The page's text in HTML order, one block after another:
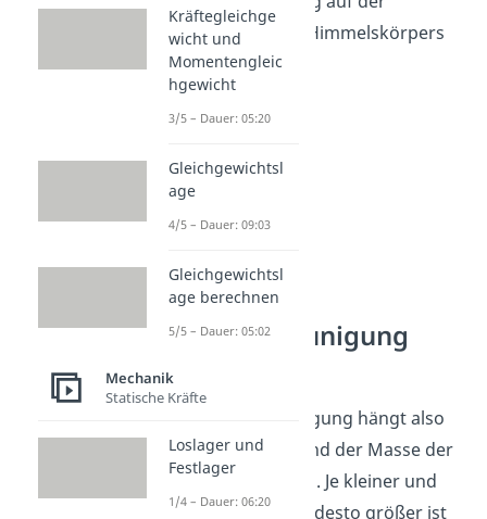
Oberfläche jedes Himmelskörpers
bestimmen.
Fallbeschleunigung
Beispiele
Die Fallbeschleunigung hängt also
von dem Radius und der Masse der
Himmelskörper ab. Je kleiner und
schwerer sie sind, desto größer ist
Kräftegleichge
wicht und
Momentengleic
hgewicht
3/5 – Dauer: 05:20
Gleichgewichtsl
age
4/5 – Dauer: 09:03
Gleichgewichtsl
age berechnen
5/5 – Dauer: 05:02
Mechanik
Statische Kräfte
Loslager und
Festlager
1/4 – Dauer: 06:20